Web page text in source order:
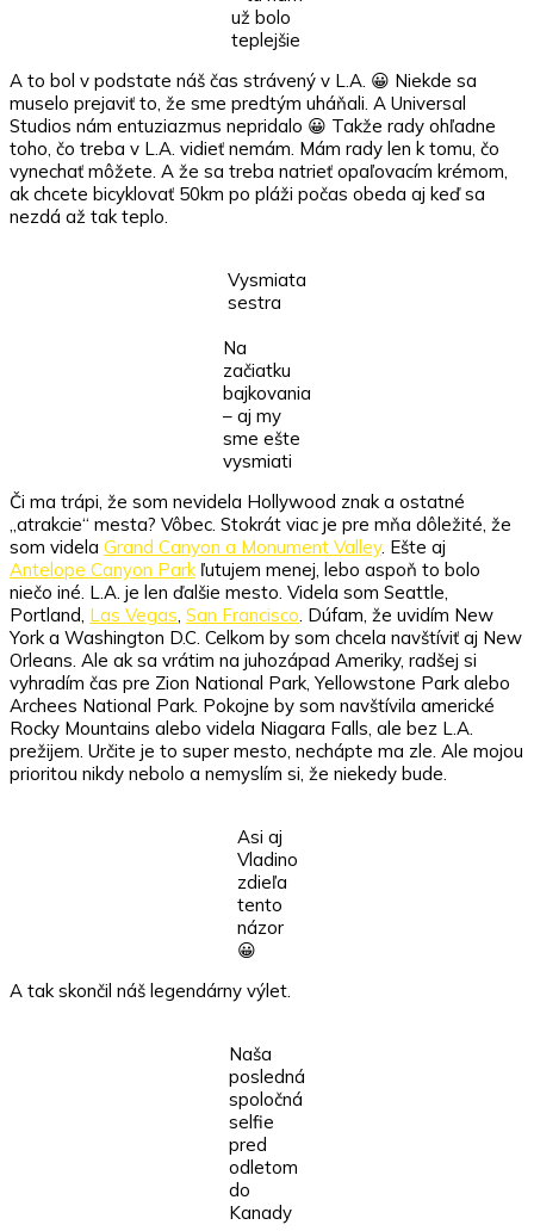
už bolo
teplejšie
A to bol v podstate náš čas strávený v L.A. 😀 Niekde sa
muselo prejaviť to, že sme predtým uháňali. A Universal
Studios nám entuziazmus nepridalo 😀 Takže rady ohľadne
toho, čo treba v L.A. vidieť nemám. Mám rady len k tomu, čo
vynechať môžete. A že sa treba natrieť opaľovacím krémom,
ak chcete bicyklovať 50km po pláži počas obeda aj keď sa
nezdá až tak teplo.
Vysmiata
sestra
Na
začiatku
bajkovania
– aj my
sme ešte
vysmiati
Či ma trápi, že som nevidela Hollywood znak a ostatné
„atrakcie“ mesta? Vôbec. Stokrát viac je pre mňa dôležité, že
som videla Grand Canyon a Monument Valley. Ešte aj
Antelope Canyon Park ľutujem menej, lebo aspoň to bolo
niečo iné. L.A. je len ďalšie mesto. Videla som Seattle,
Portland, Las Vegas San Francisco . Dúfam, že uvidím New
York a Washington D.C. Celkom by som chcela navštíviť aj New
Orleans. Ale ak sa vrátim na juhozápad Ameriky, radšej si
vyhradím čas pre Zion National Park, Yellowstone Park alebo
Archees National Park. Pokojne by som navštívila americké
Rocky Mountains alebo videla Niagara Falls, ale bez L.A.
prežijem. Určite je to super mesto, nechápte ma zle. Ale mojou
prioritou nikdy nebolo a nemyslím si, že niekedy bude.
Asi aj
Vladino
zdieľa
tento
názor
😀
A tak skončil náš legendárny výlet.
Naša
posledná
spoločná
selfie
pred
odletom
do
Kanady